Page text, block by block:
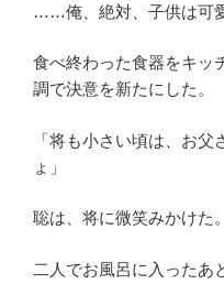
……俺、絶対、子供は可
食べ終わった食器をキッ
調で決意を新たにした。
「将も小さい頃は、お
ょ」
聡は、将に微笑みかけた。
二人でお風呂に入ったあ